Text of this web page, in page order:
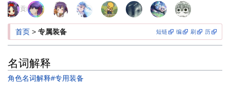
跳
到
导
跳
到
搜
页面贡献者 :
短链 编 刷 历
首页 > 专属装备
名词解释
角色名词解释#专用装备